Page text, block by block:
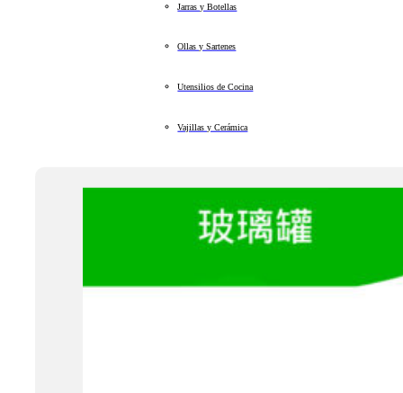
Jarras y Botellas
Ollas y Sartenes
Utensilios de Cocina
Vajillas y Cerámica